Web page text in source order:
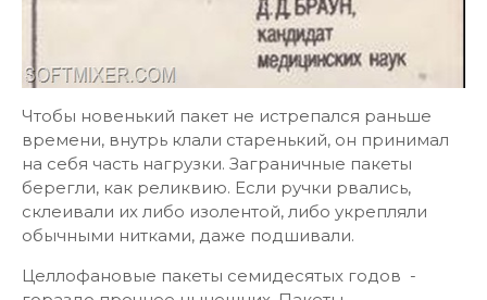
Чтобы новенький пакет не истрепался раньше
времени, внутрь клали старенький, он принимал
на себя часть нагрузки. Заграничные пакеты
берегли, как реликвию. Если ручки рвались,
склеивали их либо изолентой, либо укрепляли
обычными нитками, даже подшивали.
Целлофановые пакеты семидесятых годов -